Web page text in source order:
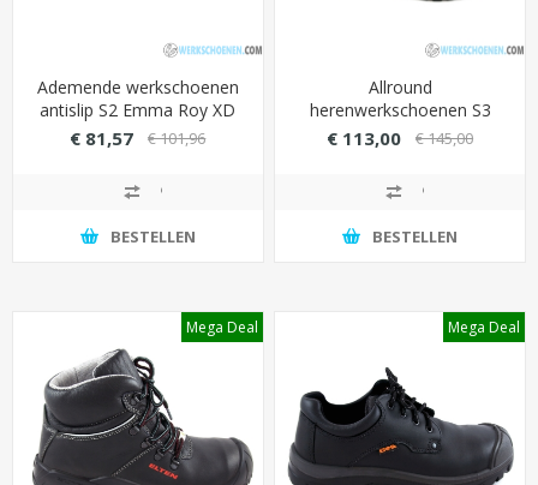
Ademende werkschoenen
antislip S2 Emma Roy XD
(Grote maat t/m 49)
€ 81,57 € 101,96
BESTELLEN
Allround
herenwerkschoenen S3
Grisport 70211 Sympatex
€ 113,00 € 145,00
BESTELLEN
Mega Deal Mega Deal